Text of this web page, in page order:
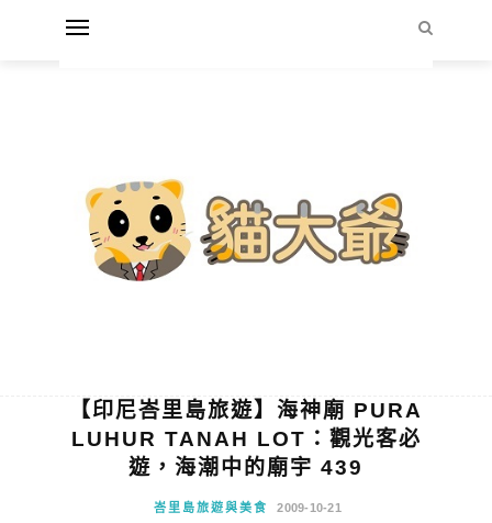
【印尼峇里島旅遊】海神廟 PURA
LUHUR TANAH LOT：觀光客必
遊，海潮中的廟宇 439
峇里島旅遊與美食 2009-10-21